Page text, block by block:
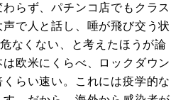
らず、パチンコ店でもクラス
で人と話し、唾が飛び交う状
なくない、と考えたほうが論
欧米にくらべ、ロックダウン
らい速い。これには疫学的な